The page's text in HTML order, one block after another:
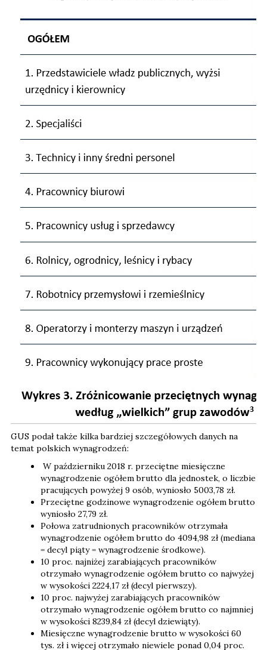
GUS podał także kilka bardziej szczegółowych danych na
temat polskich wynagrodzeń:
W październiku 2018 r. przeciętne miesięczne
wynagrodzenie ogółem brutto dla jednostek, o liczbie
pracujących powyżej 9 osób, wyniosło 5003,78 zł.
Przeciętne godzinowe wynagrodzenie ogółem brutto
wyniosło 27,79 zł.
Połowa zatrudnionych pracowników otrzymała
wynagrodzenie ogółem brutto do 4094,98 zł (mediana
= decyl piąty = wynagrodzenie środkowe).
10 proc. najniżej zarabiających pracowników
otrzymało wynagrodzenie ogółem brutto co najwyżej
w wysokości 2224,17 zł (decyl pierwszy).
10 proc. najwyżej zarabiających pracowników
otrzymało wynagrodzenie ogółem brutto co najmniej
w wysokości 8239,84 zł (decyl dziewiąty).
Miesięczne wynagrodzenie brutto w wysokości 60
tys. zł i więcej otrzymało niewiele ponad 0,04 proc.